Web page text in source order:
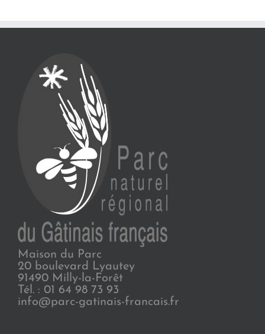
Maison du Parc
20 boulevard Lyautey
91490 Milly-la-Forêt
Tél. : 01 64 98 73 93
info@parc-gatinais-francais.fr